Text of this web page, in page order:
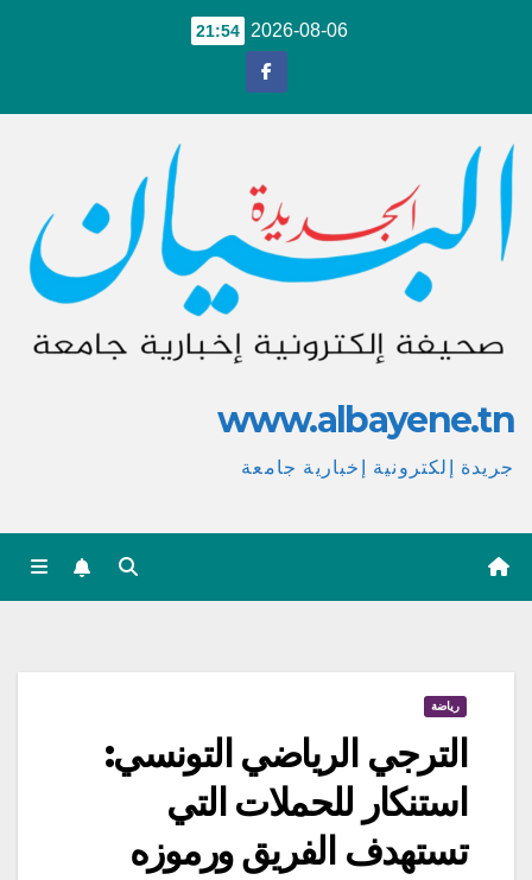
2026-08-06
21:54
www.albayene.tn
جريدة إلكترونية إخبارية جامعة
رياضة
الترجي الرياضي التونسي:
استنكار للحملات التي
تستهدف الفريق ورموزه